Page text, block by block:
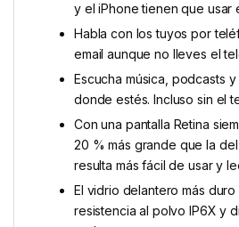
y el iPhone tienen que usar
Habla con los tuyos por
email aunque no lleves el
Escucha música, podcasts
donde estés. Incluso sin el
Con una pantalla Retina
20 % más grande que la
resulta más fácil de usar y
El vidrio delantero más duro
resistencia al polvo IP6X y